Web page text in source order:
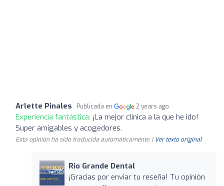
Arlette Pinales Publicada en 2 years ago
Experiencia fantástica: ¡La mejor clínica a la que he ido!
Super amigables y acogedores.
Esta opinión ha sido traducida automáticamente. | Ver texto original
Rio Grande Dental
¡Gracias por enviar tu reseña! Tu opinión